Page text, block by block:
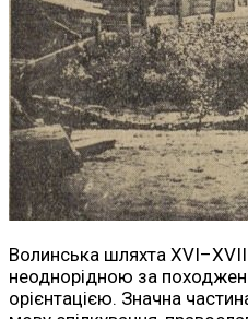
Волинська шляхта XVI–XVII
неоднорідною за
орієнтацією. Значна